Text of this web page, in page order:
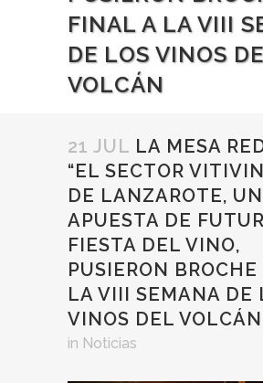
FINAL A LA VIII
DE LOS VINOS
VOLCÁN
21 JUL LA MESA
“EL SECTOR
DE LANZAROTE,
APUESTA DE
FIESTA DEL VINO,
PUSIERON
LA VIII SEMANA DE
VINOS DEL VOLCÁN
in Noticias